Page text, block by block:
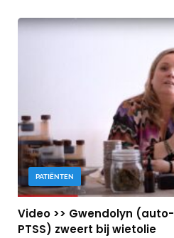
PATIËNTEN
Video >> Gwendolyn
PTSS) zweert bij wietolie